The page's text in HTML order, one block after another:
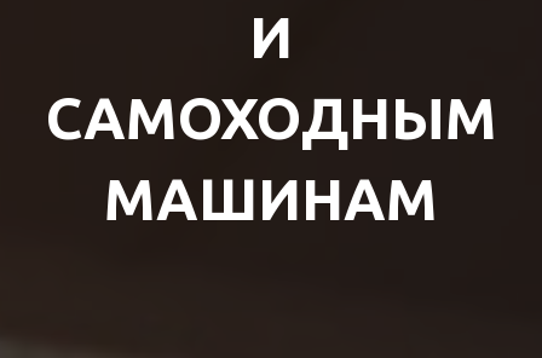
И
САМОХОДНЫМ
МАШИНАМ